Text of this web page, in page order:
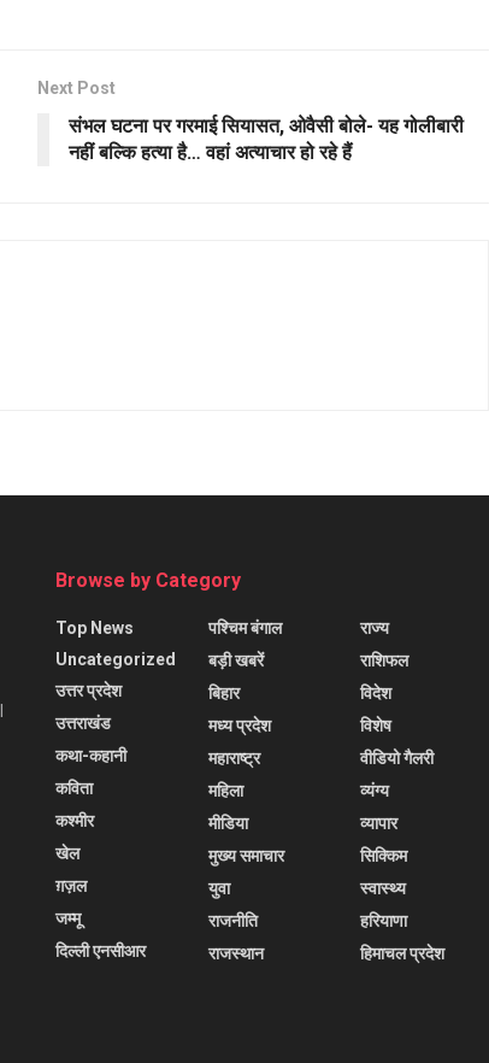
Next Post
संभल घटना पर गरमाई सियासत, ओवैसी बोले- यह गोलीबारी
नहीं बल्कि हत्या है… वहां अत्याचार हो रहे हैं
Browse by Category
Top News
Uncategorized
उत्तर प्रदेश
उत्तराखंड
कथा-कहानी
कविता
कश्मीर
खेल
ग़ज़ल
जम्मू
दिल्ली एनसीआर
पश्चिम बंगाल
बड़ी खबरें
बिहार
मध्य प्रदेश
महाराष्ट्र
महिला
मीडिया
मुख्य समाचार
युवा
राजनीति
राजस्थान
राज्य
राशिफल
विदेश
विशेष
वीडियो गैलरी
व्यंग्य
व्यापार
सिक्किम
स्वास्थ्य
हरियाणा
हिमाचल प्रदेश